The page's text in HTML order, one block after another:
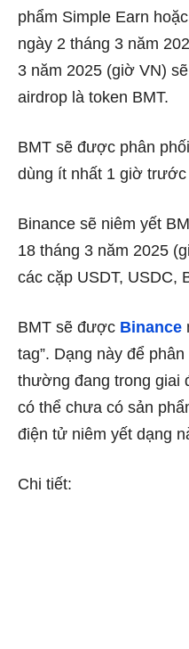
phẩm Simple Earn
ngày 2 tháng 3 năm
3 năm 2025 (giờ VN)
airdrop là token BMT.
BMT sẽ được phân
dùng ít nhất 1 giờ trước
Binance sẽ niêm yết
18 tháng 3 năm 2025
các cặp USDT, USDC,
BMT sẽ được Binance
tag”. Dạng này để
thường đang trong giai
có thể chưa có sản
điện tử niêm yết dạng
Chi tiết: